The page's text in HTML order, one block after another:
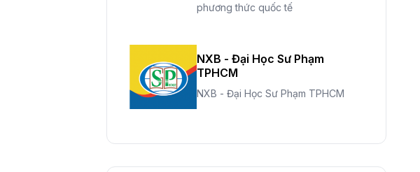
phương thức quốc tế
NXB - Đại Học Sư Phạm
TPHCM
NXB - Đại Học Sư Phạm TPHCM